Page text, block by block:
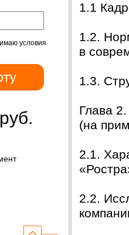
условия
1.1
1.2.
в
1.3.
Глава
(на
2.1.
2.2.